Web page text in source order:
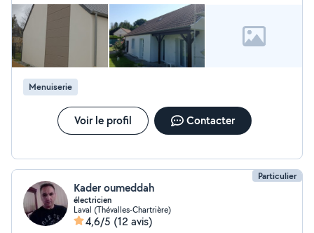
Menuiserie
Voir le profil Contacter
Particulier
Kader oumeddah
électricien
Laval (Thévalles-Chartrière)
4,6/5 (12 avis)